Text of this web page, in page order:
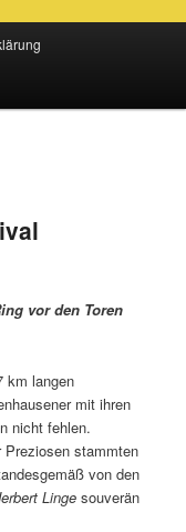
vor den Toren
km langen
mit ihren
nicht fehlen.
Preziosen stammten
von den
Linge souverän